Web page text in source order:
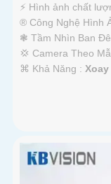
️⚡ Hình ảnh chất
®️ Công Nghệ Hình
❃ Tầm Nhìn Ban
💢 Camera Theo
️⌘ Khả Năng :